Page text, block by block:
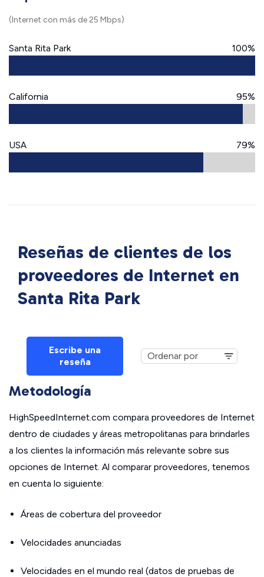
(Internet con más de 25 Mbps)
Santa Rita Park 100%
California 95%
USA 79%
Reseñas de clientes de los
proveedores de Internet en
Santa Rita Park
Escribe una
reseña
Metodología
HighSpeedInternet.com compara proveedores de Internet
dentro de ciudades y áreas metropolitanas para brindarles
a los clientes la información más relevante sobre sus
opciones de Internet. Al comparar proveedores, tenemos
en cuenta lo siguiente:
Áreas de cobertura del proveedor
Velocidades anunciadas
Velocidades en el mundo real (datos de pruebas de